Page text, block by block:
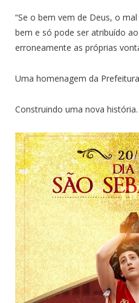
“Se o bem vem de Deus, o
bem e só pode ser atribuído
erroneamente as próprias
Uma homenagem da
Construindo uma nova história.